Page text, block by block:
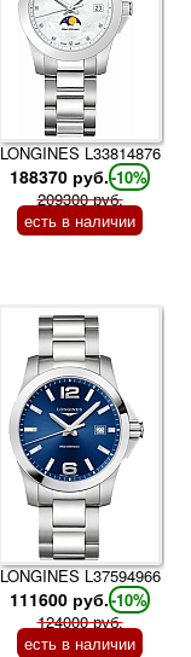
LONGINES L33814876
188370 руб.-10%
209300 руб.
есть в наличии
LONGINES L37594966
111600 руб.-10%
124000 руб.
есть в наличии